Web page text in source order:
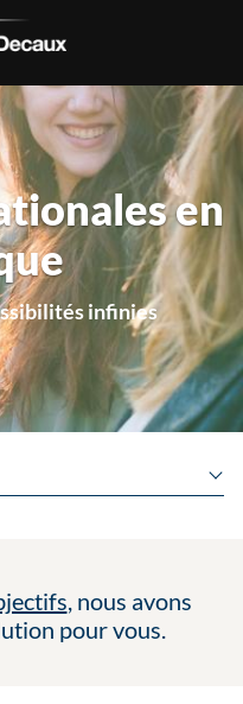
en
infinies
, nous avons
pour vous.